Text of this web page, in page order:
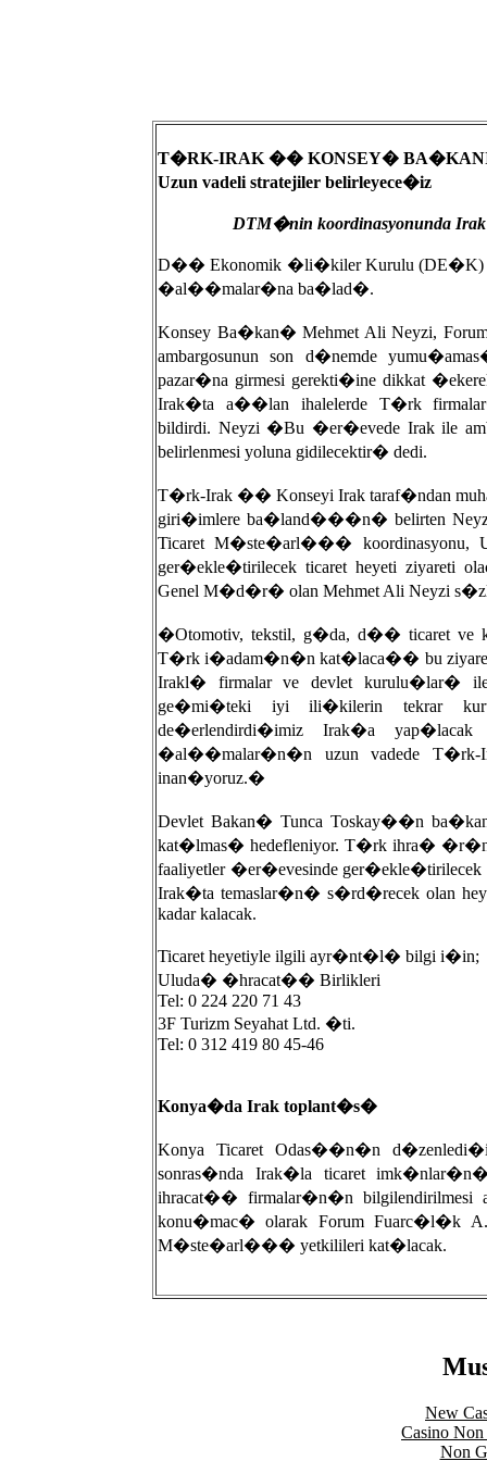
T�RK-IRAK �� KONSEY�
Uzun vadeli stratejiler belirleyece�iz
DTM�nin koordinasyonunda
D�� Ekonomik �li�kiler Kurulu (DE�K)
�al��malar�na ba�lad�.
Konsey Ba�kan� Mehmet Ali Neyzi,
ambargosunun son d�nemde
pazar�na girmesi gerekti�ine dikkat
Irak�ta a��lan ihalelerde T�rk
bildirdi. Neyzi �Bu �er�evede Irak ile
belirlenmesi yoluna gidilecektir� dedi.
T�rk-Irak �� Konseyi Irak taraf�ndan
giri�imlere ba�land���n� belirten
Ticaret M�ste�arl��� koordinasyonu,
ger�ekle�tirilecek ticaret heyeti ziyareti
Genel M�d�r� olan Mehmet Ali Neyzi
�Otomotiv, tekstil, g�da, d�� ticaret ve
T�rk i�adam�n�n kat�laca�� bu
Irakl� firmalar ve devlet kurulu�lar�
ge�mi�teki iyi ili�kilerin tekrar
de�erlendirdi�imiz Irak�a
�al��malar�n�n uzun vadede T�rk-
inan�yoruz.�
Devlet Bakan� Tunca Toskay��n
kat�lmas� hedefleniyor. T�rk ihra�
faaliyetler �er�evesinde
Irak�ta temaslar�n� s�rd�recek olan
kadar kalacak.
Ticaret heyetiyle ilgili ayr�nt�l� bilgi i�in;
Uluda� �hracat�� Birlikleri
Tel: 0 224 220 71 43
3F Turizm Seyahat Ltd. �ti.
Tel: 0 312 419 80 45-46
Konya�da Irak toplant�s�
Konya Ticaret Odas��n�n
sonras�nda Irak�la ticaret
ihracat�� firmalar�n�n bilgilendirilmesi
konu�mac� olarak Forum
M�ste�arl��� yetkilileri kat�lacak.
New
Casino Non
Non